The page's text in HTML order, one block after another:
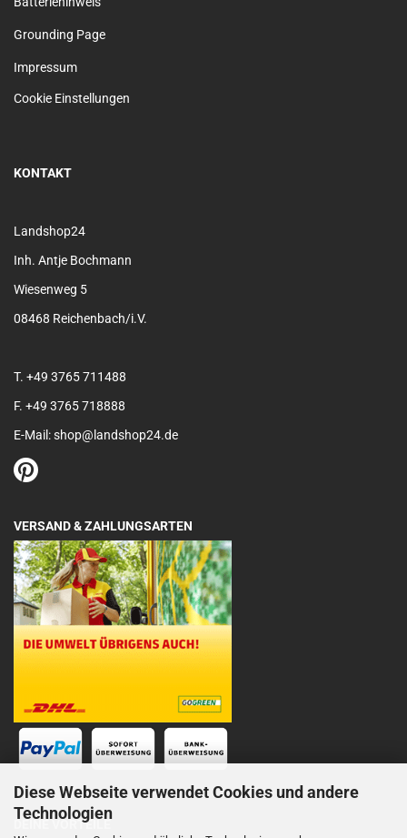
Diese Webseite verwendet Cookies und andere
Technologien
Grounding Page
Impressum
Cookie Einstellungen
KONTAKT
Landshop24
Inh. Antje Bochmann
Wiesenweg 5
08468 Reichenbach/i.V.
T. +49 3765 711488
F. +49 3765 718888
E-Mail: shop@landshop24.de
VERSAND & ZAHLUNGSARTEN
DEINE VORTEILE